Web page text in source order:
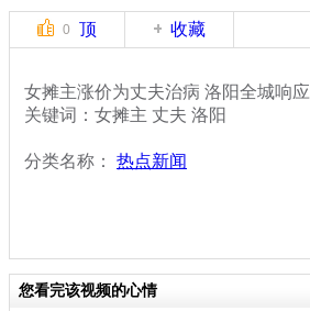
0 顶 收藏
女摊主涨价为丈夫治病 洛阳全城响应
关键词：女摊主 丈夫 洛阳
分类名称： 热点新闻
您看完该视频的心情